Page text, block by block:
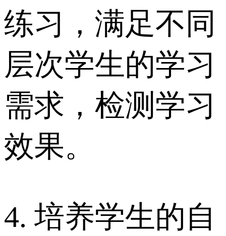
练习，满足不同
层次学生的学习
需求，检测学习
效果。
4. 培养学生的自